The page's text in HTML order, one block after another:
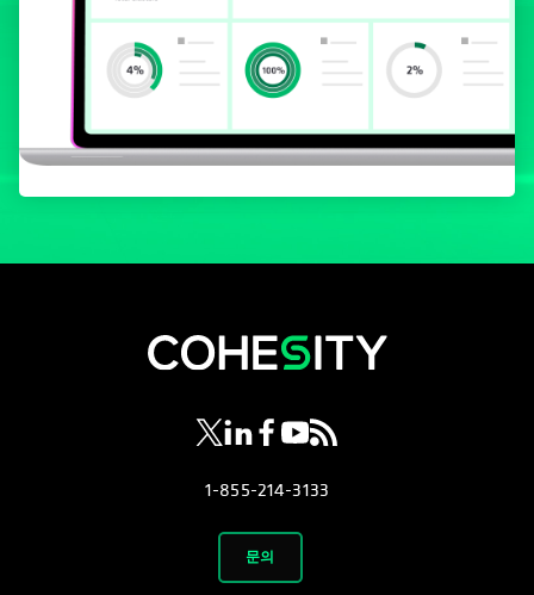
opens in a new tab
opens in a new tab
opens in a new tab
opens in a new tab
opens in a new tab
1-855-214-3133
문의